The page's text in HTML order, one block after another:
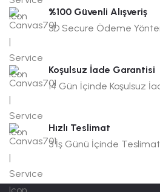
%100 Güvenli Alışveriş
3D Secure Ödeme
Koşulsuz İade Garantisi
14 Gün İçinde Koşulsuz
Hızlı Teslimat
3 İş Günü İçinde Teslimat